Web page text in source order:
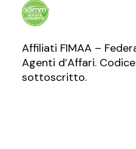
Affiliati FIMAA –
Agenti d’Affari.
sottoscritto.